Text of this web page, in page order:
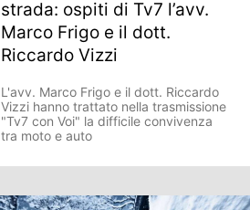
strada: ospiti di Tv7 l’avv.
Marco Frigo e il dott.
Riccardo Vizzi
L'avv. Marco Frigo e il dott. Riccardo
Vizzi hanno trattato nella trasmissione
"Tv7 con Voi" la difficile convivenza
tra moto e auto